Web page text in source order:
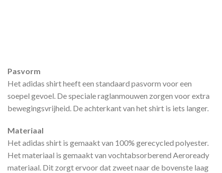
Pasvorm
Het adidas shirt heeft een standaard pasvorm voor een
soepel gevoel. De speciale raglanmouwen zorgen voor extra
bewegingsvrijheid. De achterkant van het shirt is iets langer.
Materiaal
Het adidas shirt is gemaakt van 100% gerecycled polyester.
Het materiaal is gemaakt van vochtabsorberend Aeroready
materiaal. Dit zorgt ervoor dat zweet naar de bovenste laag